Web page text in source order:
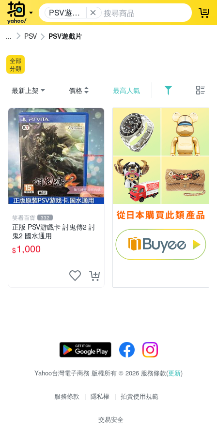
PSV遊戲
片
登
PSV PSV遊戲片
全部
分類
最新上架 價格 最高人氣
笑看百貨 332
正版 PSV游戲卡 討鬼傳2 討
鬼2 國水通用
$1,000
Yahoo台灣電子商務 版權所有 © 2026 服務條款(更新)
服務條款 | 隱私權 | 拍賣使用規範
交易安全